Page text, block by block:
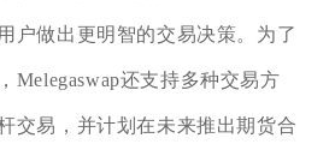
户做出更明智的交易决策。为了
Melegaswap还支持多种交易方
交易，并计划在未来推出期货合